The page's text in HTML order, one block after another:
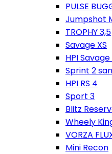
PULSE
Jumpshot
TROPHY 3,5
Savage XS
HPI Savage
Sprint 2
HPI RS 4
Sport 3
Blitz
Wheely
VORZA
Mini Recon